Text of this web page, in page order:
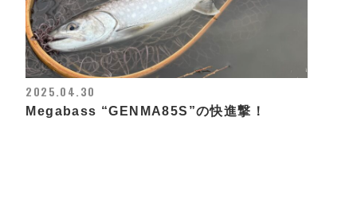
2025.04.30
Megabass “GENMA85S”の快進撃！